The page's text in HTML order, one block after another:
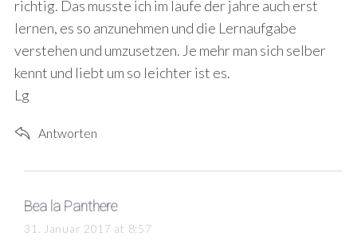
richtig. Das musste ich im laufe der jahre auch erst
lernen, es so anzunehmen und die Lernaufgabe
verstehen und umzusetzen. Je mehr man sich selber
kennt und liebt um so leichter ist es.
Lg
Antworten
s
a
Bea la Panthere
31. Januar 2017 at 8:57